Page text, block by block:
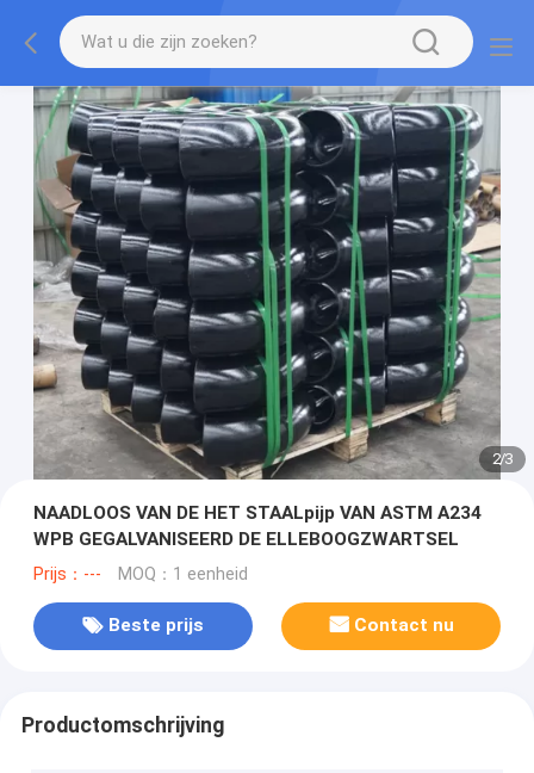
2/3
NAADLOOS VAN DE HET STAALpijp VAN ASTM A234
WPB GEGALVANISEERD DE ELLEBOOGZWARTSEL
Prijs：--- MOQ：1 eenheid
Beste prijs Contact nu
Productomschrijving